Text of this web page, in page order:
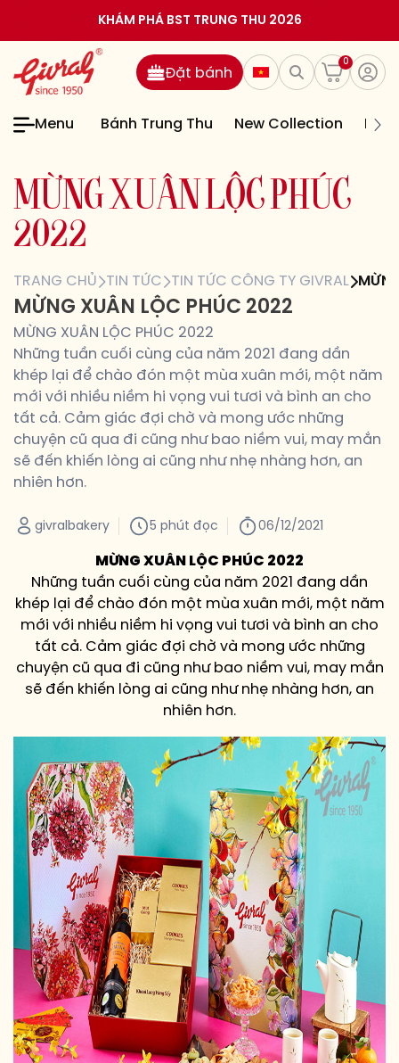
KHÁM PHÁ BST TRUNG THU 2026
0
Đặt bánh
Menu Bánh Trung Thu New Collection
M Ừ NG X U Â N LỘC P H ÚC
2022
TRANG CHỦ TIN TỨC TIN TỨC CÔNG TY GIVRAL
MỪNG XUÂN LỘC PHÚC 2022
MỪNG XUÂN LỘC PHÚC 2022
Những tuần cuối cùng của năm 2021 đang dần
khép lại để chào đón một mùa xuân mới, một năm
mới với nhiều niềm hi vọng vui tươi và bình an cho
tất cả. Cảm giác đợi chờ và mong ước những
chuyện cũ qua đi cũng như bao niềm vui, may mắn
sẽ đến khiến lòng ai cũng như nhẹ nhàng hơn, an
nhiên hơn.
givralbakery 5 phút đọc 06/12/2021
MỪNG XUÂN LỘC PHÚC 2022
Những tuần cuối cùng của năm 2021 đang dần
khép lại để chào đón một mùa xuân mới, một năm
mới với nhiều niềm hi vọng vui tươi và bình an cho
tất cả. Cảm giác đợi chờ và mong ước những
chuyện cũ qua đi cũng như bao niềm vui, may mắn
sẽ đến khiến lòng ai cũng như nhẹ nhàng hơn, an
nhiên hơn.